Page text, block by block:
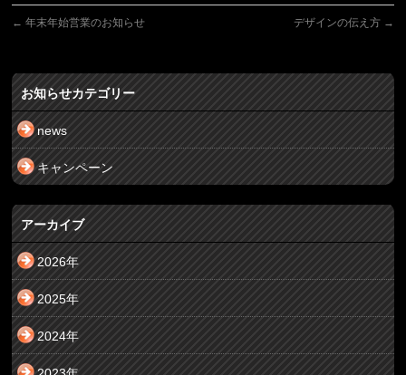
← 年末年始営業のお知らせ デザインの伝え方 →
お知らせカテゴリー
news
キャンペーン
アーカイブ
2026年
2025年
2024年